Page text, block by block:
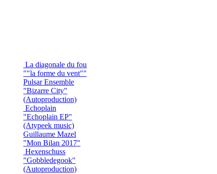
La diagonale du fou
""la forme du vent""
Pulsar Ensemble
"Bizarre City"
(Autoproduction)
Echoplain
"Echoplain EP"
(Atypeek music)
Guillaume Mazel
"Mon Bilan 2017"
Hexenschuss
"Gobbledegook"
(Autoproduction)